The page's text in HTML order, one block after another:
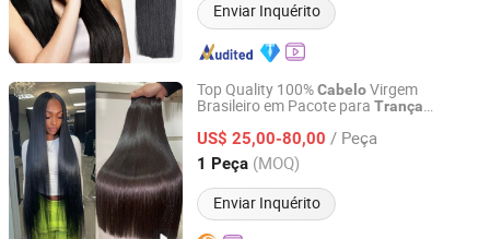
Enviar Inquérito
Top Quality 100%CabeloVirgem
Brasileiro em Pacote para Trança
Cacheada e Ondulada, Extensão
Cabelo
Humano
US$ 25,00-80,00 / Peça
1 Peça (MOQ)
Enviar Inquérito
Guangzhou Beimeijia Trading Co., Ltd.
Guangdong, China Desde 2023